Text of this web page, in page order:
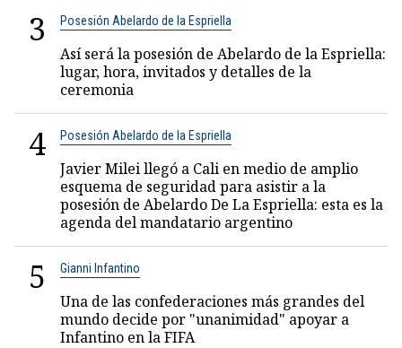
3 Posesión Abelardo de la Espriella
Así será la posesión de Abelardo de la Espriella:
lugar, hora, invitados y detalles de la
ceremonia
4 Posesión Abelardo de la Espriella
Javier Milei llegó a Cali en medio de amplio
esquema de seguridad para asistir a la
posesión de Abelardo De La Espriella: esta es la
agenda del mandatario argentino
5 Gianni Infantino
Una de las confederaciones más grandes del
mundo decide por "unanimidad" apoyar a
Infantino en la FIFA